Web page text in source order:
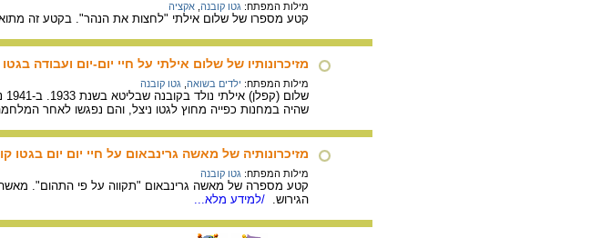
מילות המפתח: גטו קובנה אקציה
קטע מספרו של שלום אילתי "לחצות את הנהר". בקטע זה
מזיכרונותיו של שלום אילתי על חיי יום-יום ועבודה
מילות המפתח: ילדים בשואה גטו קובנה
שהיה במחנות כפייה מחוץ לגטו ניצל, והם נפגשו לאחר
מזיכרונותיה של מאשה גרינבאום על חיי יום יום בגטו
מילות המפתח: גטו קובנה
קטע מספרה של מאשה גרינבאום "תקווה על פי התהום". מאשה
הגירוש.
/למידע מלא...